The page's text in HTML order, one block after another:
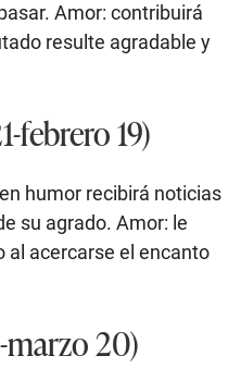
Amor: contribuirá
resulte agradable y
febrero 19)
humor recibirá noticias
su agrado. Amor: le
al acercarse el encanto
marzo 20)